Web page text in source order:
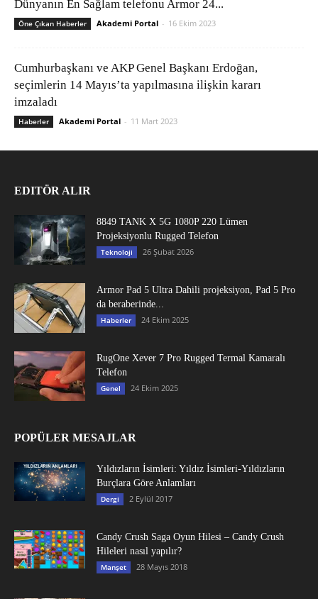
Dünyanın En Sağlam telefonu Armor 24...
Öne Çıkan Haberler Akademi Portal - 16 Ekim 2023
Cumhurbaşkanı ve AKP Genel Başkanı Erdoğan,
seçimlerin 14 Mayıs’ta yapılmasına ilişkin kararı
imzaladı
Haberler Akademi Portal - 11 Mart 2023
EDITÖR ALIR
8849 TANK X 5G 1080P 220 Lümen
Projeksiyonlu Rugged Telefon
Teknoloji 26 Şubat 2026
Armor Pad 5 Ultra Dahili projeksiyon, Pad 5 Pro
da beraberinde...
Haberler 24 Ekim 2025
RugOne Xever 7 Pro Rugged Termal Kamaralı
Telefon
Genel 24 Ekim 2025
POPÜLER MESAJLAR
Yıldızların İsimleri: Yıldız İsimleri-Yıldızların
Burçlara Göre Anlamları
Dergi 2 Eylül 2017
Candy Crush Saga Oyun Hilesi – Candy Crush
Hileleri nasıl yapılır?
Manşet 28 Mayıs 2018